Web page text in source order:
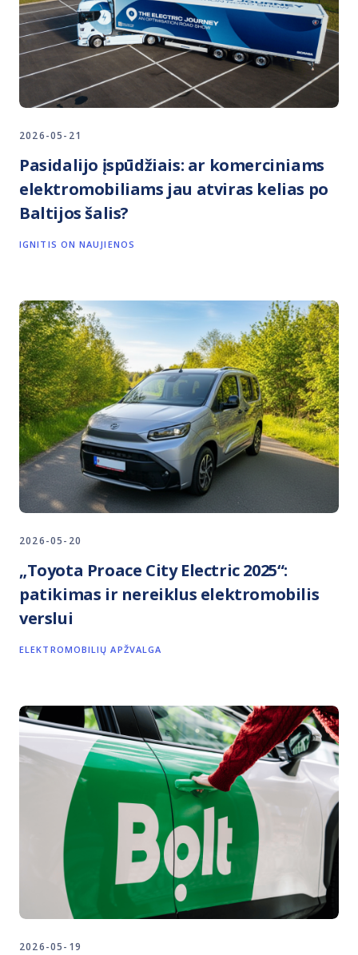
2026-05-21
Pasidalijo įspūdžiais: ar komerciniams
elektromobiliams jau atviras kelias po
Baltijos šalis?
IGNITIS ON NAUJIENOS
2026-05-20
„Toyota Proace City Electric 2025“:
patikimas ir nereiklus elektromobilis
verslui
ELEKTROMOBILIŲ APŽVALGA
2026-05-19